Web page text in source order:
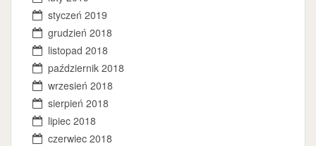
styczeń 2019
grudzień 2018
listopad 2018
październik 2018
wrzesień 2018
sierpień 2018
lipiec 2018
czerwiec 2018